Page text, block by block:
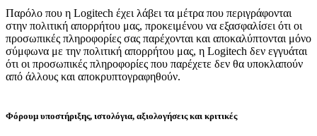
Παρόλο που η Logitech έχει λάβει τα μέτρα που περιγράφονται
στην πολιτική απορρήτου μας, προκειμένου να εξασφαλίσει ότι οι
προσωπικές πληροφορίες σας παρέχονται και αποκαλύπτονται μόνο
σύμφωνα με την πολιτική απορρήτου μας, η Logitech δεν εγγυάται
ότι οι προσωπικές πληροφορίες που παρέχετε δεν θα υποκλαπούν
από άλλους και αποκρυπτογραφηθούν.
Φόρουμ υποστήριξης, ιστολόγια, αξιολογήσεις και κριτικές